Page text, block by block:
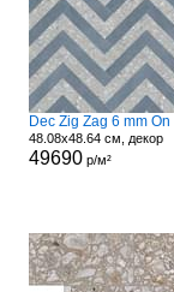
Dec Zig Zag 6 mm
48.08x48.64 см, декор
49690р/м²